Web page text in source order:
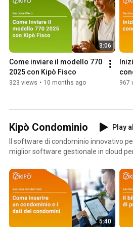
3:06
Come inviare il modello 770
2025 con Kipò Fisco
323 views • 10 months ago 967
Kipò Condominio
Play all
Il software di condominio innovativo
miglior software gestionale in cloud
Con Kipò, puoi redigere bilanci di
pagamento come M.Av., Freccia e bollettini
base è sviluppato per semplificare le
collaboratori, migliorando l'efficienza
condominiale. Segui i nostri video
nella gestione del condominio. Aggiornamenti Continui: Softime srl sviluppa continuamente il
5:40